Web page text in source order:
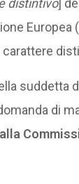
Europea
carattere
suddetta
di